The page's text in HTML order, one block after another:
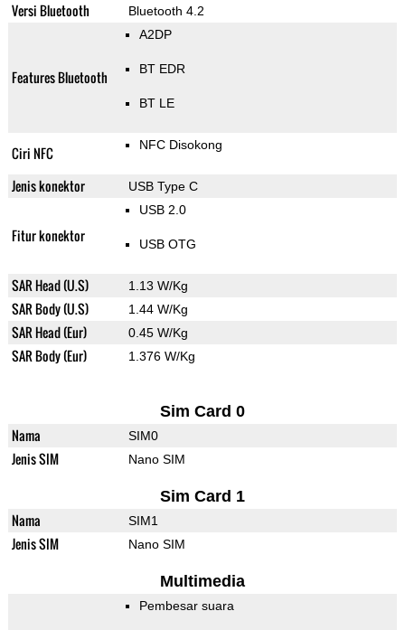
Versi Bluetooth Bluetooth 4.2
Features Bluetooth
A2DP
BT EDR
BT LE
Ciri NFC NFC Disokong
Jenis konektor USB Type C
Fitur konektor
USB 2.0
USB OTG
SAR Head (U.S) 1.13 W/Kg
SAR Body (U.S) 1.44 W/Kg
SAR Head (Eur) 0.45 W/Kg
SAR Body (Eur) 1.376 W/Kg
Sim Card 0
Nama SIM0
Jenis SIM Nano SIM
Sim Card 1
Nama SIM1
Jenis SIM Nano SIM
Multimedia
Pembesar suara